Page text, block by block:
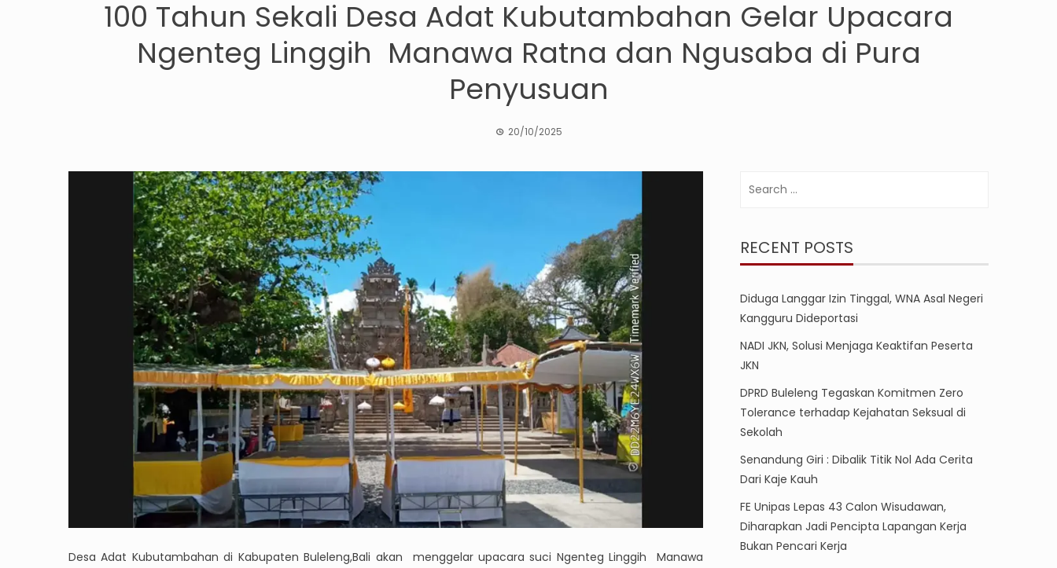
100 Tahun Sekali Desa Adat Kubutambahan Gelar Upacara
Ngenteg Linggih Manawa Ratna dan Ngusaba di Pura
Penyusuan
20/10/2025
Desa Adat Kubutambahan di Kabupaten Buleleng,Bali akan menggelar upacara suci Ngenteg Linggih Manawa
RECENT POSTS
Diduga Langgar Izin Tinggal, WNA Asal Negeri
Kangguru Dideportasi
NADI JKN, Solusi Menjaga Keaktifan Peserta
JKN
DPRD Buleleng Tegaskan Komitmen Zero
Tolerance terhadap Kejahatan Seksual di
Sekolah
Senandung Giri : Dibalik Titik Nol Ada Cerita
Dari Kaje Kauh
FE Unipas Lepas 43 Calon Wisudawan,
Diharapkan Jadi Pencipta Lapangan Kerja
Bukan Pencari Kerja